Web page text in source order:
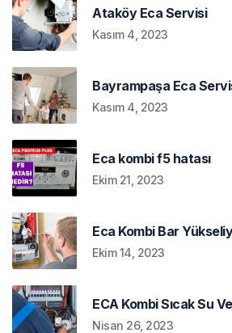
Ataköy Eca Servisi
Kasım 4, 2023
Bayrampaşa Eca
Kasım 4, 2023
Eca kombi f5 hatası
Ekim 21, 2023
Eca Kombi Bar
Ekim 14, 2023
ECA Kombi Sıcak Su
Nisan 26, 2023